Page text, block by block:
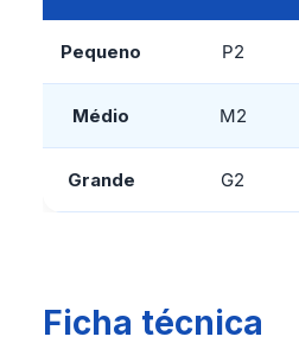
Pequeno P2
Médio M2
Grande G2
Ficha técnica